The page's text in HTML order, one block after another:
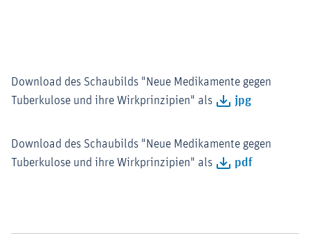
Download des Schaubilds "Neue Medikamente gegen
Tuberkulose und ihre Wirkprinzipien" als
jpg
Download des Schaubilds "Neue Medikamente gegen
Tuberkulose und ihre Wirkprinzipien" als
pdf